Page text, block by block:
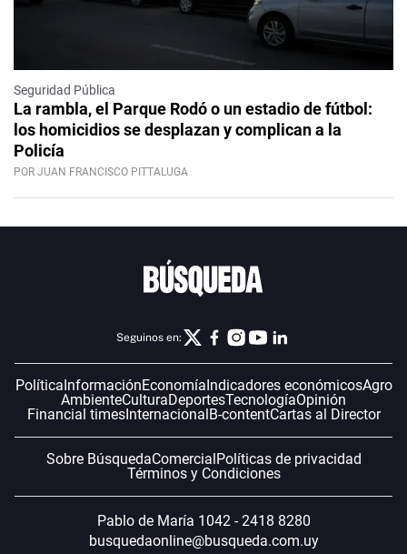
Seguridad Pública
La rambla, el Parque Rodó o un estadio de fútbol:
los homicidios se desplazan y complican a la
Policía
POR JUAN FRANCISCO PITTALUGA
Seguinos en:
PolíticaInformaciónEconomíaIndicadores económicosAgro
AmbienteCulturaDeportesTecnologíaOpinión
Financial timesInternacionalB-contentCartas al Director
Sobre BúsquedaComercialPolíticas de privacidad
Términos y Condiciones
Pablo de María 1042 - 2418 8280
busquedaonline@busqueda.com.uy